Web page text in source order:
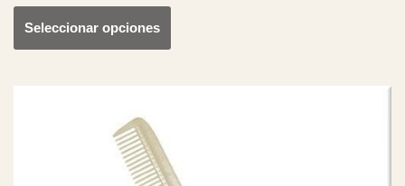
Seleccionar opciones